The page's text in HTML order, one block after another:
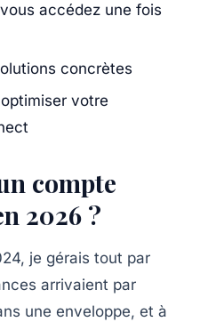
accédez une fois
concrètes
votre
compte
2026 ?
je gérais tout par
arrivaient par
une enveloppe, et à